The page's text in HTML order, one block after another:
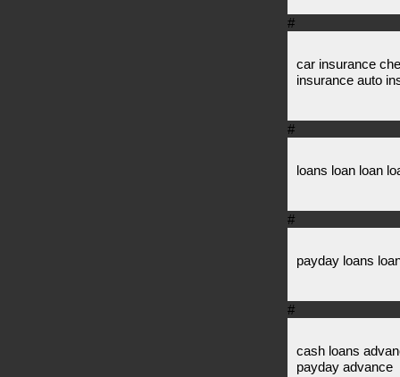
#
car insurance
insurance auto
#
loans loan loan
#
payday loans
#
cash loans
payday advance